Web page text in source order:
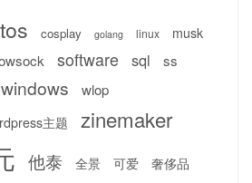
cosplay golang linux musk
software sql ss
windows wlop
主题 zinemaker
他泰 全景 可爱 奢侈品